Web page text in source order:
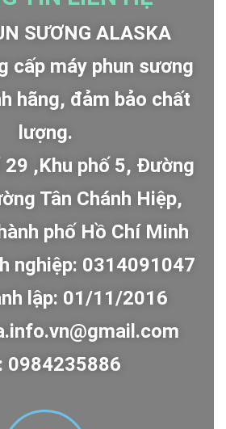
SƯƠNG ALASKA
cấp máy phun sương
hãng, đảm bảo chất
lượng.
,Khu phố 5, Đường
Tân Chánh Hiệp,
phố Hồ Chí Minh
nghiệp: 0314091047
lập: 01/11/2016